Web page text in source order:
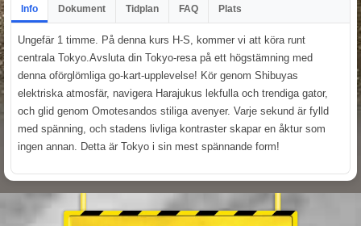
Info Dokument Tidplan FAQ Plats
Ungefär 1 timme. På denna kurs H-S, kommer vi att köra runt
centrala Tokyo.Avsluta din Tokyo-resa på ett högstämning med
denna oförglömliga go-kart-upplevelse! Kör genom Shibuyas
elektriska atmosfär, navigera Harajukus lekfulla och trendiga gator,
och glid genom Omotesandos stiliga avenyer. Varje sekund är fylld
med spänning, och stadens livliga kontraster skapar en åktur som
ingen annan. Detta är Tokyo i sin mest spännande form!